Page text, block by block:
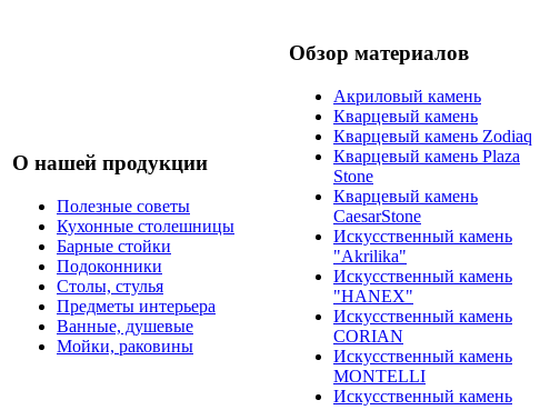
О нашей продукции
Полезные советы
Кухонные столешницы
Барные стойки
Подоконники
Столы, стулья
Предметы интерьера
Ванные, душевые
Мойки, раковины
Обзор материалов
Акриловый камень
Кварцевый камень
Кварцевый камень Zodiaq
Кварцевый камень Plaza
Stone
Кварцевый камень
CaesarStone
Искусственный камень
"Akrilika"
Искусственный камень
"HANEX"
Искусственный камень
CORIAN
Искусственный камень
MONTELLI
Искусственный камень